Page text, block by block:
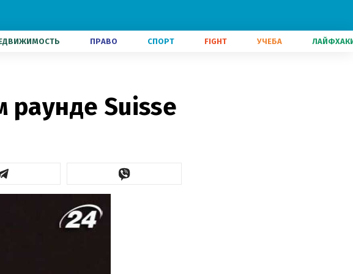
ПРАВО СПОРТ FIGHT УЧЕБА
раунде Suisse